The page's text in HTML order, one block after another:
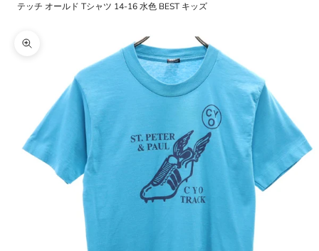
テッチ オールド Tシャツ 14-16 水色 BEST キッズ
ズームイン